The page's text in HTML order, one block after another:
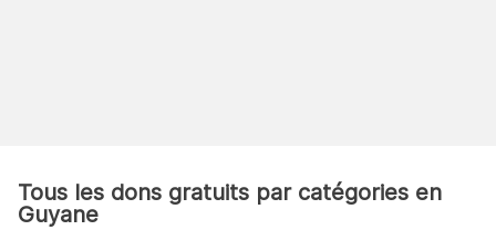
Tous les dons gratuits par catégories en
Guyane